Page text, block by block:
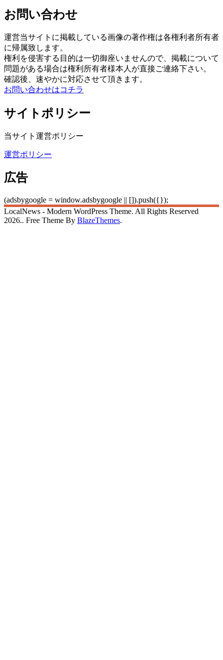
お問い合わせ
運営当サイトに掲載している画像の著作権は各権利者所有者
に帰属致します。
権利を侵害する目的は一切御座いませんので、掲載について
問題がある場合は権利所有者様本人が直接ご連絡下さい。
確認後、速やかに対応させて頂きます。
お問い合わせはコチラ
サイトポリシー
当サイト運営ポリシー
運営ポリシー
広告
(adsbygoogle = window.adsbygoogle || []).push({});
LocalNews - Modern WordPress Theme. All Rights Reserved
2026.. Free Theme By BlazeThemes.